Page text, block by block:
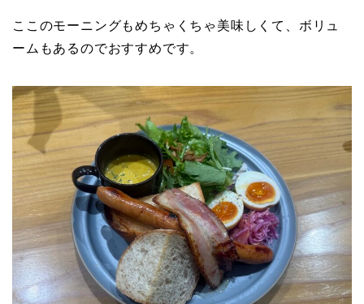
ここのモーニングもめちゃくちゃ美味しくて、ボリュ
ームもあるのでおすすめです。